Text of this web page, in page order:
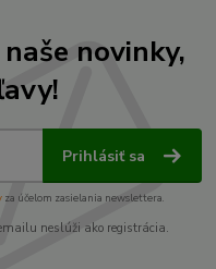
novinky,
Prihlásiť sa
za účelom zasielania newslettera.
neslúži ako registrácia.